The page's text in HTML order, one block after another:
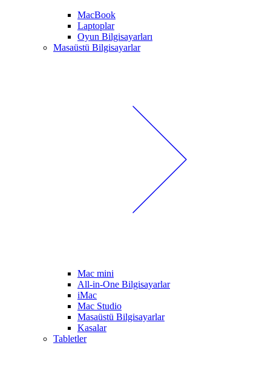
MacBook
Laptoplar
Oyun Bilgisayarları
Masaüstü Bilgisayarlar
Mac mini
All-in-One Bilgisayarlar
iMac
Mac Studio
Masaüstü Bilgisayarlar
Kasalar
Tabletler